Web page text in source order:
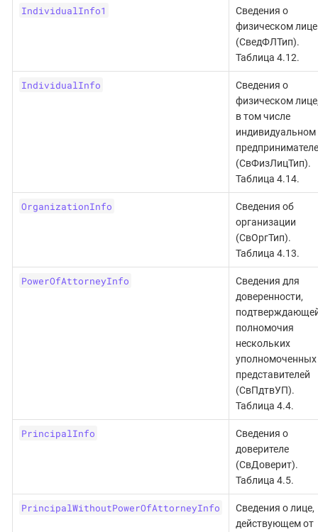
IndividualInfo1
Сведения о
физическом лице
(СведФЛТип).
Таблица 4.12.
IndividualInfo
Сведения о
физическом
в том числе
индивидуальном
предпринимателе
(СвФизЛицТип).
Таблица 4.14.
OrganizationInfo
Сведения об
организации
(СвОргТип).
Таблица 4.13.
PowerOfAttorneyInfo
Сведения для
доверенности,
полномочия
нескольких
уполномоченных
представителей
(СвПдтвУП).
Таблица 4.4.
PrincipalInfo
Сведения о
доверителе
(СвДоверит).
Таблица 4.5.
PrincipalWithoutPowerOfAttorneyInfo
Сведения о лице,
действующем от